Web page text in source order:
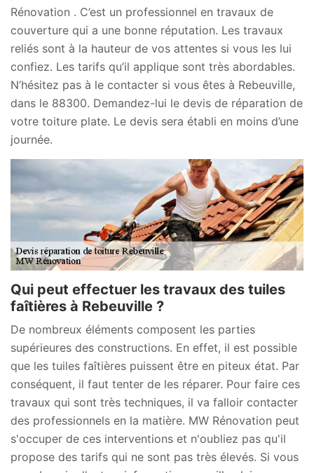
Rénovation . C’est un professionnel en travaux de
couverture qui a une bonne réputation. Les travaux
reliés sont à la hauteur de vos attentes si vous les lui
confiez. Les tarifs qu’il applique sont très abordables.
N’hésitez pas à le contacter si vous êtes à Rebeuville,
dans le 88300. Demandez-lui le devis de réparation de
votre toiture plate. Le devis sera établi en moins d’une
journée.
Qui peut effectuer les travaux des tuiles
faîtières à Rebeuville ?
De nombreux éléments composent les parties
supérieures des constructions. En effet, il est possible
que les tuiles faîtières puissent être en piteux état. Par
conséquent, il faut tenter de les réparer. Pour faire ces
travaux qui sont très techniques, il va falloir contacter
des professionnels en la matière. MW Rénovation peut
s'occuper de ces interventions et n'oubliez pas qu'il
propose des tarifs qui ne sont pas très élevés. Si vous